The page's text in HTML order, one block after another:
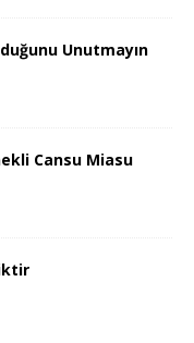
Unutmayın
Cansu Miasu